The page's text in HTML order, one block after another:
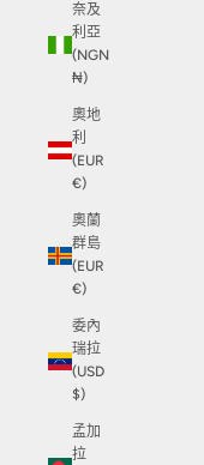
奈及
利亞
(NGN
₦)
奧地
利
(EUR
€)
奧蘭
群島
(EUR
€)
委內
瑞拉
(USD
$)
孟加
拉